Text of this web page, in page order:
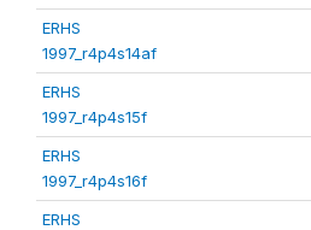
ERHS
1997_r4p4s14af
ERHS
1997_r4p4s15f
ERHS
1997_r4p4s16f
ERHS